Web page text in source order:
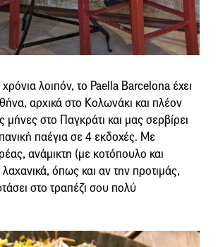
λοιπόν, το Paella Barcelona έχει
αρχικά στο Κολωνάκι και πλέον
μήνες στο Παγκράτι και μας σερβίρει
παέγια σε 4 εκδοχές. Με
ανάμικτη (με κοτόπουλο και
όπως και αν την προτιμάς,
στο τραπέζι σου πολύ